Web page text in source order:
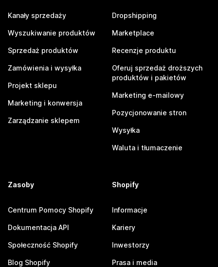
Kanały sprzedaży
Wyszukiwanie produktów
Sprzedaż produktów
Zamówienia i wysyłka
Projekt sklepu
Marketing i konwersja
Zarządzanie sklepem
Dropshipping
Marketplace
Recenzje produktu
Oferuj sprzedaż droższych
produktów i pakietów
Marketing e-mailowy
Pozycjonowanie stron
Wysyłka
Waluta i tłumaczenie
Zasoby
Centrum Pomocy Shopify
Dokumentacja API
Społeczność Shopify
Blog Shopify
Shopify
Informacje
Kariery
Inwestorzy
Prasa i media